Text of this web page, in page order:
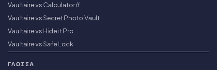
Vaultaire vs Calculator#
Vaultaire vs Secret Photo Vault
Vaultaire vs Hide it Pro
Vaultaire vs Safe Lock
ΓΛΏΣΣΑ